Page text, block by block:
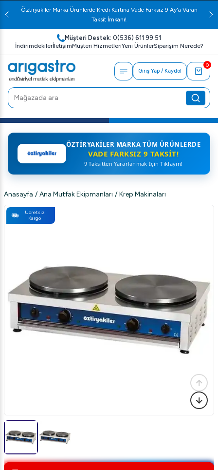
Öztiryakiler Marka Ürünlerde Kredi Kartına Vade Farksız 9 Ay'a Varan
Taksit İmkanı!
Müşteri Destek: 0(536) 611 99 51
İndirimdekilerİletişimMüşteri HizmetleriYeni ÜrünlerSiparişim Nerede?
Giriş Yap / Kaydol
0
ÖZTIRYAKILER MARKA TÜM ÜRÜNLERDE
VADE FARKSIZ 9 TAKSIT!
9 Taksitten Yararlanmak İçin Tıklayın!
Anasayfa / Ana Mutfak Ekipmanları / Krep Makinaları
Ücretsiz
Kargo